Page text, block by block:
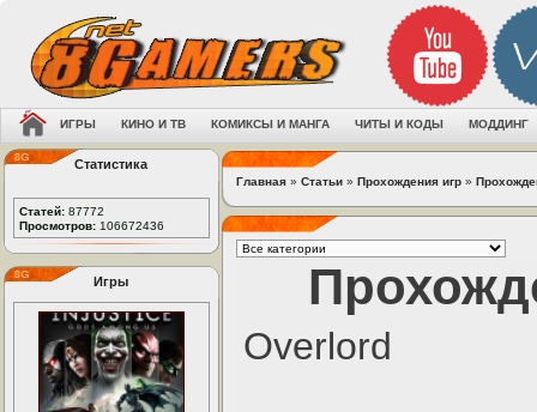
ИГРЫ КИНО И ТВ КОМИКСЫ И МАНГА ЧИТЫ И КОДЫ МОДДИНГ
Статистика
Статей: 87772
Просмотров: 106672436
Игры
Главная » Статьи » Прохождения игр »
Overlord